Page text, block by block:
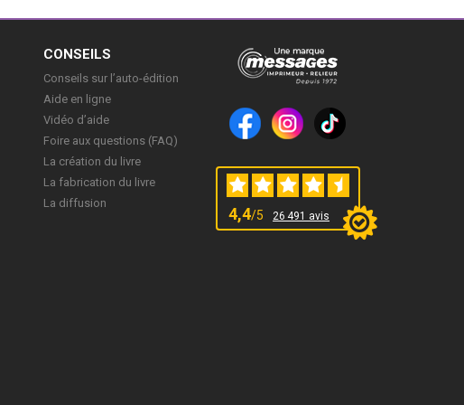
CONSEILS
Conseils sur l’auto-édition
Aide en ligne
Vidéo d’aide
Foire aux questions (FAQ)
La création du livre
La fabrication du livre
La diffusion
4,4/5 26 491 avis